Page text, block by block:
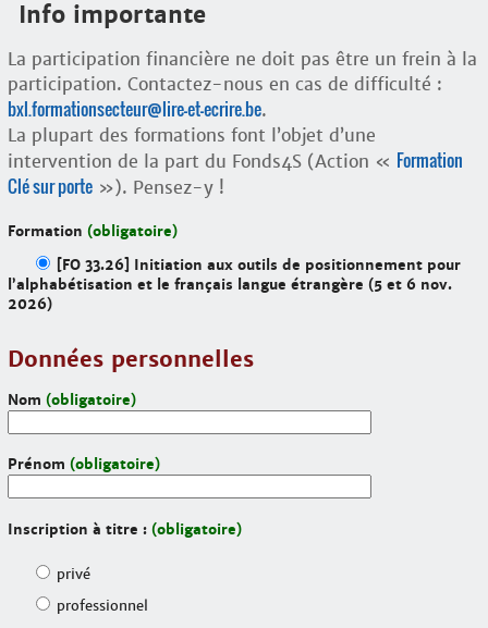
Info importante
La participation financière ne doit pas être un frein à la
participation. Contactez-nous en cas de difficulté :
bxl.formationsecteur@lire-et-ecrire.be.
La plupart des formations font l’objet d’une
intervention de la part du Fonds4S (Action « Formation
Clé sur porte»). Pensez-y !
Formation (obligatoire)
[FO 33.26] Initiation aux outils de positionnement pour
l’alphabétisation et le français langue étrangère (5 et 6 nov.
2026)
Données personnelles
Nom (obligatoire)
Prénom (obligatoire)
Inscription à titre : (obligatoire)
privé
professionnel